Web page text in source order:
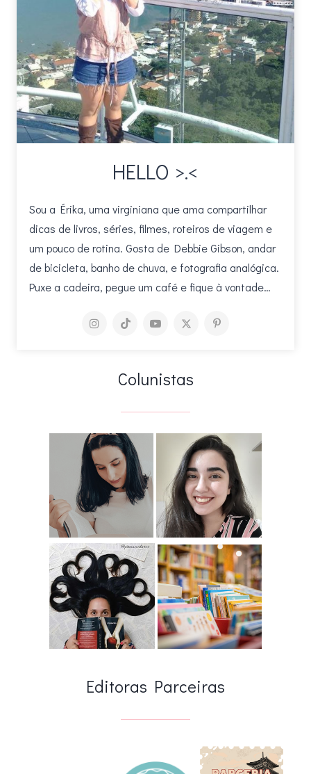
HELLO >.<
Sou a Érika, uma virginiana que ama compartilhar
dicas de livros, séries, filmes, roteiros de viagem e
um pouco de rotina. Gosta de Debbie Gibson, andar
de bicicleta, banho de chuva, e fotografia analógica.
Puxe a cadeira, pegue um café e fique à vontade…
Colunistas
Editoras Parceiras